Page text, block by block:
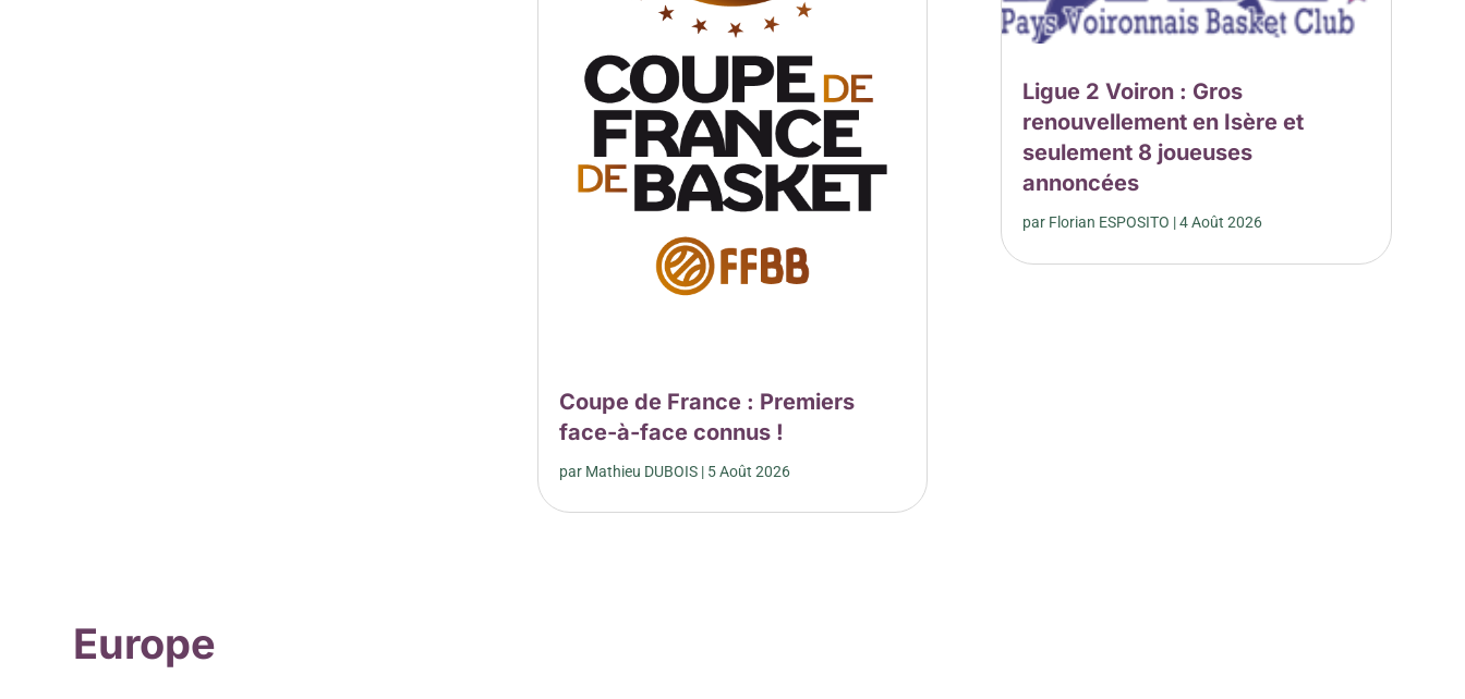
Coupe de France : Premiers
face-à-face connus !
par Mathieu DUBOIS| 5 Août 2026
Ligue 2 Voiron : Gros
renouvellement en Isère et
seulement 8 joueuses
annoncées
par Florian ESPOSITO |4 Août 2026
Europe